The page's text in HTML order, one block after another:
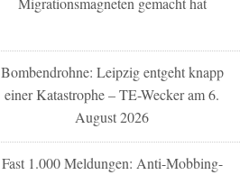
Bombendrohne: Leipzig entgeht knapp
einer Katastrophe – TE-Wecker am 6.
August 2026
Fast 1.000 Meldungen: Anti-Mobbing-